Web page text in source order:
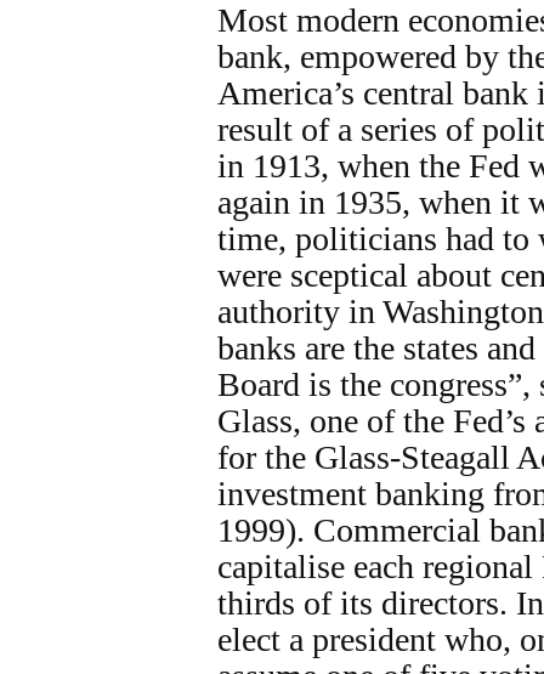
Most modern
bank, empowered by
America’s central
result of a series of
in 1913, when the Fed
again in 1935, when it
time, politicians had to
were sceptical about
authority in
banks are the states
Board is the congress”,
Glass, one of the
for the Glass-Steagall
investment banking
1999). Commercial
capitalise each
thirds of its directors.
elect a president who,